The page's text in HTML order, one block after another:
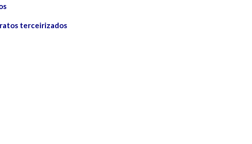
terceirizados